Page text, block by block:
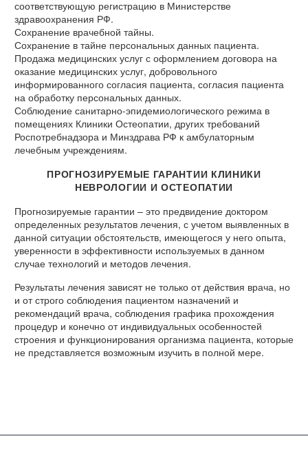
соответствующую регистрацию в Министерстве
здравоохранения РФ.
Сохранение врачебной тайны.
Сохранение в тайне персональных данных пациента.
Продажа медицинских услуг с оформлением договора на
оказание медицинских услуг, добровольного
информированного согласия пациента, согласия пациента
на обработку персональных данных.
Соблюдение санитарно-эпидемиологического режима в
помещениях Клиники Остеопатии, других требований
Роспотребнадзора и Минздрава РФ к амбулаторным
лечебным учреждениям.
ПРОГНОЗИРУЕМЫЕ ГАРАНТИИ КЛИНИКИ
НЕВРОЛОГИИ И ОСТЕОПАТИИ
Прогнозируемые гарантии – это предвидение доктором
определенных результатов лечения, с учетом выявленных в
данной ситуации обстоятельств, имеющегося у него опыта,
уверенности в эффективности используемых в данном
случае технологий и методов лечения.
Результаты лечения зависят не только от действия врача, но
и от строго соблюдения пациентом назначений и
рекомендаций врача, соблюдения графика прохождения
процедур и конечно от индивидуальных особенностей
строения и функционирования организма пациента, которые
не представляется возможным изучить в полной мере.